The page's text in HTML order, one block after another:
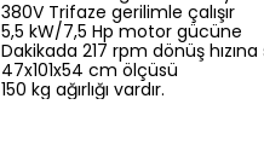
380V Trifaze gerilimle çalışır
5,5 kW/7,5 Hp motor gücüne
Dakikada 217 rpm dönüş
47x101x54 cm ölçüsü
150 kg ağırlığı vardır.